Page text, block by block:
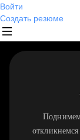
Войти
Создать резюме